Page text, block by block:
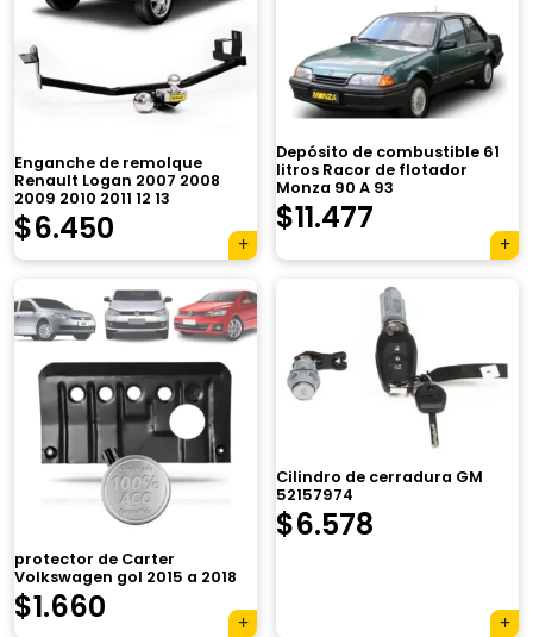
Enganche de remolque
Renault Logan 2007 2008
2009 2010 2011 12 13
El
precio
original
era:
$7.900.
$6.450
precio
actual
es:
$6.450.
Depósito de combustible 61
litros Racor de flotador
Monza 90 A 93
$11.477
protector de Carter
Volkswagen gol 2015 a 2018
$1.660
Cilindro de cerradura GM
52157974
$6.578
×